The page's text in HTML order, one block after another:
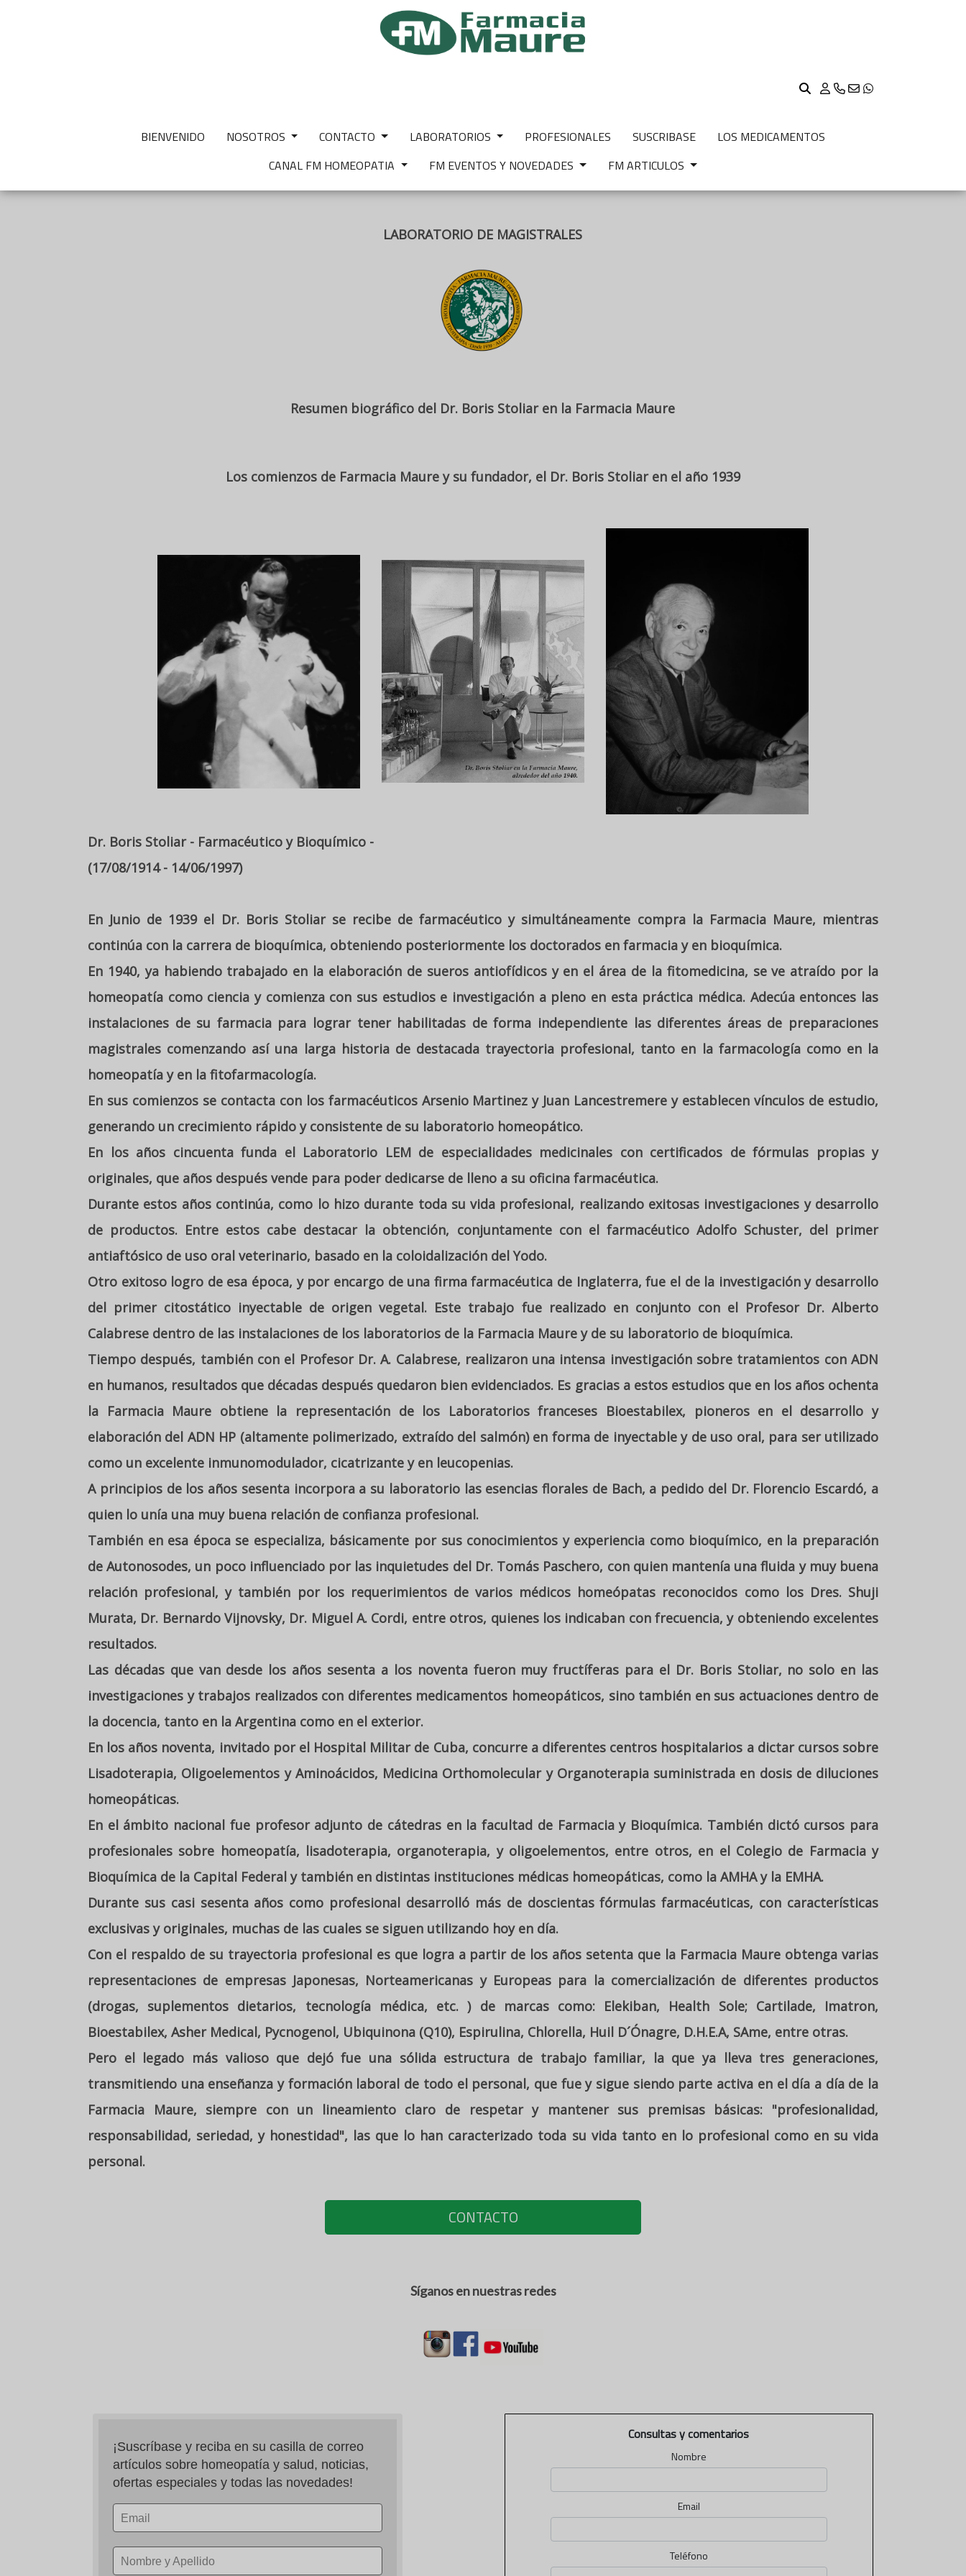
BIENVENIDO NOSOTROS CONTACTO LABORATORIOS PROFESIONALES SUSCRIBASE
LOS MEDICAMENTOS
CANAL FM HOMEOPATIA
FM EVENTOS Y NOVEDADES FM ARTICULOS
LABORATORIO DE MAGISTRALES
Resumen biográfico del Dr. Boris Stoliar en la Farmacia Maure
Los comienzos de Farmacia Maure y su fundador, el Dr. Boris Stoliar en el año 1939
Dr. Boris Stoliar - Farmacéutico y Bioquímico -
(17/08/1914 - 14/06/1997)
En Junio de 1939 el Dr. Boris Stoliar se recibe de farmacéutico y simultáneamente compra la Farmacia Maure, mientras
continúa con la carrera de bioquímica, obteniendo posteriormente los doctorados en farmacia y en bioquímica.
En 1940, ya habiendo trabajado en la elaboración de sueros antiofídicos y en el área de la fitomedicina, se ve atraído por la
homeopatía como ciencia y comienza con sus estudios e investigación a pleno en esta práctica médica. Adecúa entonces las
instalaciones de su farmacia para lograr tener habilitadas de forma independiente las diferentes áreas de preparaciones
magistrales comenzando así una larga historia de destacada trayectoria profesional, tanto en la farmacología como en la
homeopatía y en la fitofarmacología.
En sus comienzos se contacta con los farmacéuticos Arsenio Martinez y Juan Lancestremere y establecen vínculos de estudio,
generando un crecimiento rápido y consistente de su laboratorio homeopático.
En los años cincuenta funda el Laboratorio LEM de especialidades medicinales con certificados de fórmulas propias y
originales, que años después vende para poder dedicarse de lleno a su oficina farmacéutica.
Durante estos años continúa, como lo hizo durante toda su vida profesional, realizando exitosas investigaciones y desarrollo
de productos. Entre estos cabe destacar la obtención, conjuntamente con el farmacéutico Adolfo Schuster, del primer
antiaftósico de uso oral veterinario, basado en la coloidalización del Yodo.
Otro exitoso logro de esa época, y por encargo de una firma farmacéutica de Inglaterra, fue el de la investigación y desarrollo
del primer citostático inyectable de origen vegetal. Este trabajo fue realizado en conjunto con el Profesor Dr. Alberto
Calabrese dentro de las instalaciones de los laboratorios de la Farmacia Maure y de su laboratorio de bioquímica.
Tiempo después, también con el Profesor Dr. A. Calabrese, realizaron una intensa investigación sobre tratamientos con ADN
en humanos, resultados que décadas después quedaron bien evidenciados. Es gracias a estos estudios que en los años ochenta
la Farmacia Maure obtiene la representación de los Laboratorios franceses Bioestabilex, pioneros en el desarrollo y
elaboración del ADN HP (altamente polimerizado, extraído del salmón) en forma de inyectable y de uso oral, para ser utilizado
como un excelente inmunomodulador, cicatrizante y en leucopenias.
A principios de los años sesenta incorpora a su laboratorio las esencias florales de Bach, a pedido del Dr. Florencio Escardó, a
quien lo unía una muy buena relación de confianza profesional.
También en esa época se especializa, básicamente por sus conocimientos y experiencia como bioquímico, en la preparación
de Autonosodes, un poco influenciado por las inquietudes del Dr. Tomás Paschero, con quien mantenía una fluida y muy buena
relación profesional, y también por los requerimientos de varios médicos homeópatas reconocidos como los Dres. Shuji
Murata, Dr. Bernardo Vijnovsky, Dr. Miguel A. Cordi, entre otros, quienes los indicaban con frecuencia, y obteniendo excelentes
resultados.
Las décadas que van desde los años sesenta a los noventa fueron muy fructíferas para el Dr. Boris Stoliar, no solo en las
investigaciones y trabajos realizados con diferentes medicamentos homeopáticos, sino también en sus actuaciones dentro de
la docencia, tanto en la Argentina como en el exterior.
En los años noventa, invitado por el Hospital Militar de Cuba, concurre a diferentes centros hospitalarios a dictar cursos sobre
Lisadoterapia, Oligoelementos y Aminoácidos, Medicina Orthomolecular y Organoterapia suministrada en dosis de diluciones
homeopáticas.
En el ámbito nacional fue profesor adjunto de cátedras en la facultad de Farmacia y Bioquímica. También dictó cursos para
profesionales sobre homeopatía, lisadoterapia, organoterapia, y oligoelementos, entre otros, en el Colegio de Farmacia y
Bioquímica de la Capital Federal y también en distintas instituciones médicas homeopáticas, como la AMHA y la EMHA.
Durante sus casi sesenta años como profesional desarrolló más de doscientas fórmulas farmacéuticas, con características
exclusivas y originales, muchas de las cuales se siguen utilizando hoy en día.
Con el respaldo de su trayectoria profesional es que logra a partir de los años setenta que la Farmacia Maure obtenga varias
representaciones de empresas Japonesas, Norteamericanas y Europeas para la comercialización de diferentes productos
(drogas, suplementos dietarios, tecnología médica, etc. ) de marcas como: Elekiban, Health Sole; Cartilade, Imatron,
Bioestabilex, Asher Medical, Pycnogenol, Ubiquinona (Q10), Espirulina, Chlorella, Huil D´Ónagre, D.H.E.A, SAme, entre otras.
Pero el legado más valioso que dejó fue una sólida estructura de trabajo familiar, la que ya lleva tres generaciones,
transmitiendo una enseñanza y formación laboral de todo el personal, que fue y sigue siendo parte activa en el día a día de la
Farmacia Maure, siempre con un lineamiento claro de respetar y mantener sus premisas básicas: "profesionalidad,
responsabilidad, seriedad, y honestidad", las que lo han caracterizado toda su vida tanto en lo profesional como en su vida
personal.
CONTACTO
Síganos en nuestras redes
¡Suscríbase y reciba en su casilla de correo
artículos sobre homeopatía y salud, noticias,
ofertas especiales y todas las novedades!
Email
Nombre y Apellido
Consultas y comentarios
Nombre
Email
Teléfono